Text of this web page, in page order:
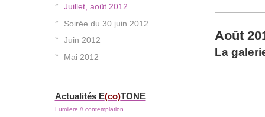
Août
La
Juillet, août 2012
Soirée du 30 juin 2012
Juin 2012
Mai 2012
Actualités E(co)TONE
Lumiiere // contemplation